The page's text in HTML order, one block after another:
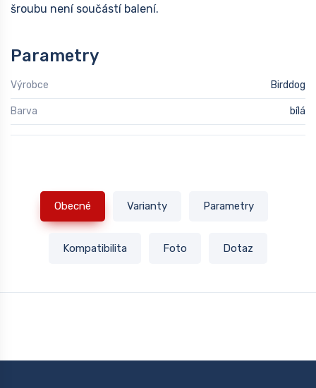
šroubu není součástí balení.
Parametry
Výrobce Birddog
Barva bílá
Obecné Varianty Parametry
Kompatibilita Foto Dotaz